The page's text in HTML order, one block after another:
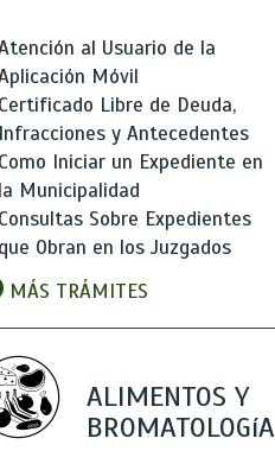
al Usuario de la
Móvil
Certificado Libre de Deuda,
Infracciones y Antecedentes
Como Iniciar un Expediente en
la Municipalidad
Consultas Sobre Expedientes
que Obran en los Juzgados
MÁS TRÁMITES
ALIMENTOS Y
BROMATOLOGíA